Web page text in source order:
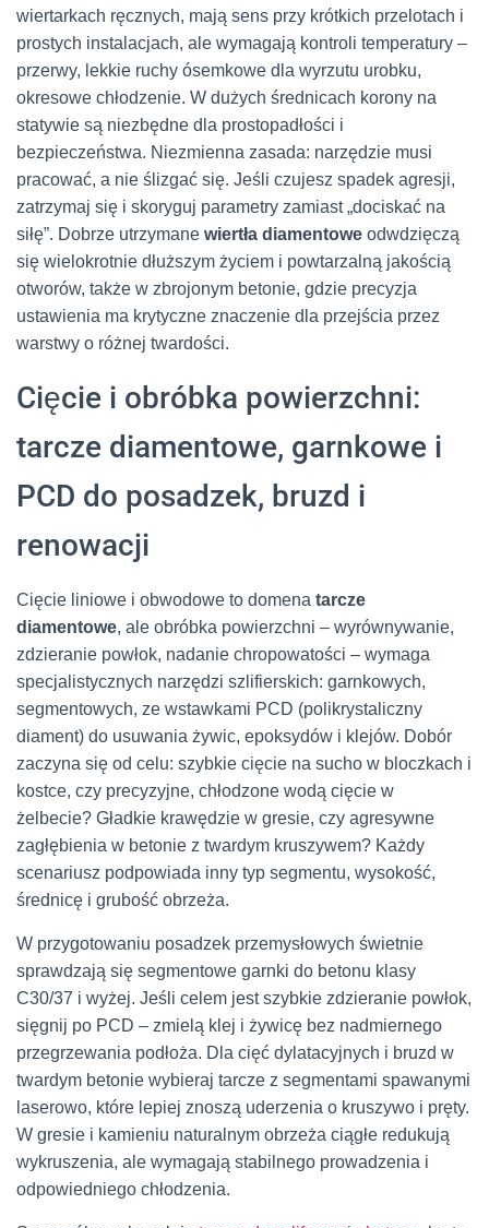
wiertarkach ręcznych, mają sens przy krótkich przelotach i
prostych instalacjach, ale wymagają kontroli temperatury –
przerwy, lekkie ruchy ósemkowe dla wyrzutu urobku,
okresowe chłodzenie. W dużych średnicach korony na
statywie są niezbędne dla prostopadłości i
bezpieczeństwa. Niezmienna zasada: narzędzie musi
pracować, a nie ślizgać się. Jeśli czujesz spadek agresji,
zatrzymaj się i skoryguj parametry zamiast „dociskać na
siłę”. Dobrze utrzymane wiertła diamentowe odwdzięczą
się wielokrotnie dłuższym życiem i powtarzalną jakością
otworów, także w zbrojonym betonie, gdzie precyzja
ustawienia ma krytyczne znaczenie dla przejścia przez
warstwy o różnej twardości.
Cięcie i obróbka powierzchni:
tarcze diamentowe, garnkowe i
PCD do posadzek, bruzd i
renowacji
Cięcie liniowe i obwodowe to domena tarcze
diamentowe, ale obróbka powierzchni – wyrównywanie,
zdzieranie powłok, nadanie chropowatości – wymaga
specjalistycznych narzędzi szlifierskich: garnkowych,
segmentowych, ze wstawkami PCD (polikrystaliczny
diament) do usuwania żywic, epoksydów i klejów. Dobór
zaczyna się od celu: szybkie cięcie na sucho w bloczkach i
kostce, czy precyzyjne, chłodzone wodą cięcie w
żelbecie? Gładkie krawędzie w gresie, czy agresywne
zagłębienia w betonie z twardym kruszywem? Każdy
scenariusz podpowiada inny typ segmentu, wysokość,
średnicę i grubość obrzeża.
W przygotowaniu posadzek przemysłowych świetnie
sprawdzają się segmentowe garnki do betonu klasy
C30/37 i wyżej. Jeśli celem jest szybkie zdzieranie powłok,
sięgnij po PCD – zmielą klej i żywicę bez nadmiernego
przegrzewania podłoża. Dla cięć dylatacyjnych i bruzd w
twardym betonie wybieraj tarcze z segmentami spawanymi
laserowo, które lepiej znoszą uderzenia o kruszywo i pręty.
W gresie i kamieniu naturalnym obrzeża ciągłe redukują
wykruszenia, ale wymagają stabilnego prowadzenia i
odpowiedniego chłodzenia.